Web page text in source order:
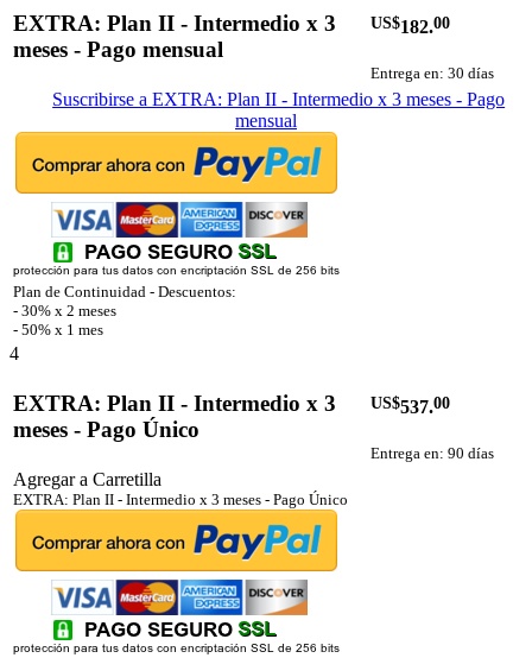
EXTRA: Plan II - Intermedio x 3
meses - Pago mensual
US$182.00
Entrega en: 30 días
Suscribirse a EXTRA: Plan II - Intermedio x 3 meses - Pago
mensual
Plan de Continuidad - Descuentos:
- 30% x 2 meses
- 50% x 1 mes
4
EXTRA: Plan II - Intermedio x 3
meses - Pago Único
US$537.00
Entrega en: 90 días
Agregar a Carretilla
EXTRA: Plan II - Intermedio x 3 meses - Pago Único